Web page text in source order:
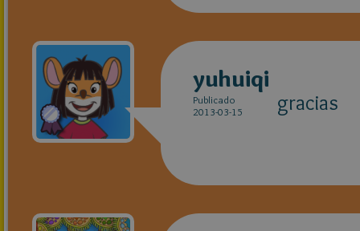
yuhuiqi
Publicado
2013-03-15
gracias